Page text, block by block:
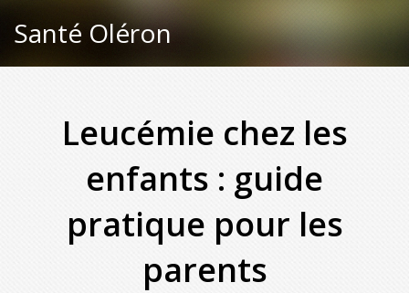
Santé Oléron
Leucémie chez les
enfants : guide
pratique pour les
parents